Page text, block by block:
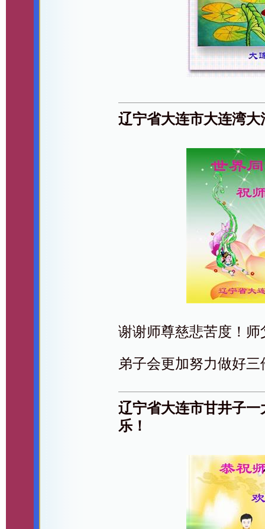
辽宁省大连市大连湾
谢谢师尊慈悲苦度！师
弟子会更加努力做好
辽宁省大连市甘井子
乐！